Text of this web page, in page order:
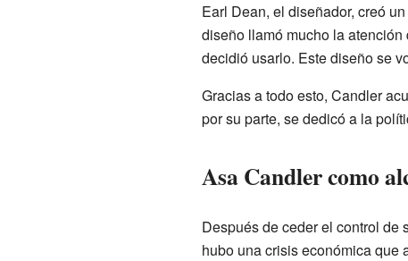
Earl Dean, el diseñador, creó
diseño llamó mucho la
decidió usarlo. Este diseño se
Gracias a todo esto, Candler
por su parte, se dedicó a la
Asa Candler como
Después de ceder el control de
hubo una crisis económica que